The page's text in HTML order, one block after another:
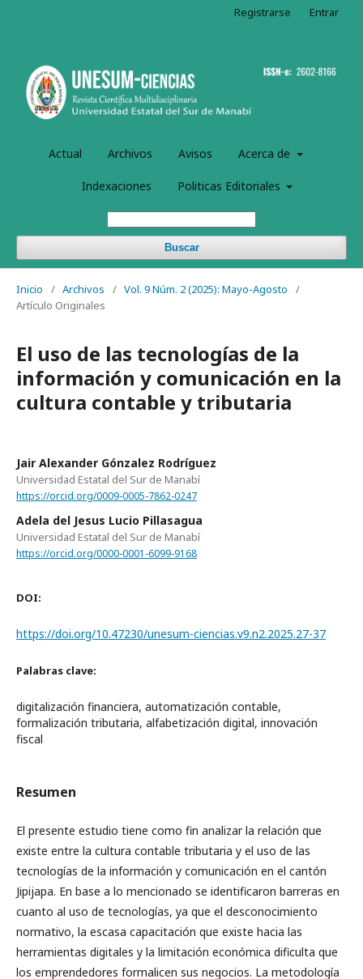
Actual Archivos Avisos Acerca de
Indexaciones Politicas Editoriales
Buscar
Registrarse Entrar
Inicio / Archivos / Vol. 9 Núm. 2 (2025): Mayo-Agosto
/
Artículo Originales
El uso de las tecnologías de la
información y comunicación en la
cultura contable y tributaria
Jair Alexander Gónzalez Rodríguez
Universidad Estatal del Sur de Manabí
https://orcid.org/0009-0005-7862-0247
Adela del Jesus Lucio Pillasagua
Universidad Estatal del Sur de Manabí
https://orcid.org/0000-0001-6099-9168
DOI:
https://doi.org/10.47230/unesum-ciencias.v9.n2.2025.27-37
Palabras clave:
digitalización financiera, automatización contable,
formalización tributaria, alfabetización digital, innovación
fiscal
Resumen
El presente estudio tiene como fin analizar la relación que
existe entre la cultura contable tributaria y el uso de las
tecnologías de la información y comunicación en el cantón
Jipijapa. En base a lo mencionado se identificaron barreras en
cuanto al uso de tecnologías, ya que el desconocimiento
normativo, la escasa capacitación que existe hacia las
herramientas digitales y la limitación económica dificulta que
los emprendedores formalicen sus negocios. La metodología